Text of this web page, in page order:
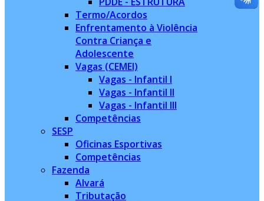
Termo/Acordos
Enfrentamento à Violência
Contra Criança e
Adolescente
Vagas (CEMEI)
Vagas - Infantil I
Vagas - Infantil II
Vagas - Infantil III
Competências
SESP
Oficinas Esportivas
Competências
Fazenda
Alvará
Tributação